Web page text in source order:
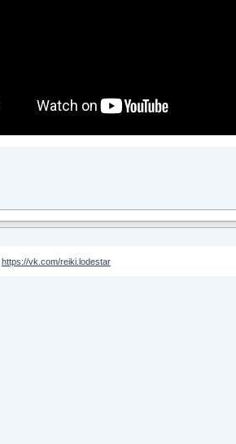
https://vk.com/reiki.lodestar